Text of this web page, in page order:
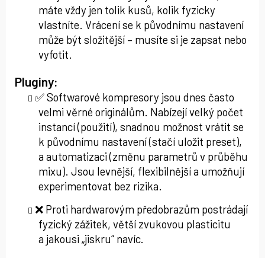
máte vždy jen tolik kusů, kolik fyzicky
vlastníte. Vrácení se k původnímu nastavení
může být složitější – musíte si je zapsat nebo
vyfotit.
Pluginy:
✅ Softwarové kompresory jsou dnes často
velmi věrné originálům. Nabízejí velký počet
instancí (použití), snadnou možnost vrátit se
k původnímu nastavení (stačí uložit preset),
a automatizaci (změnu parametrů v průběhu
mixu). Jsou levnější, flexibilnější a umožňují
experimentovat bez rizika.
❌ Proti hardwarovým předobrazům postrádají
fyzický zážitek, větší zvukovou plasticitu
a jakousi „jiskru“ navíc.